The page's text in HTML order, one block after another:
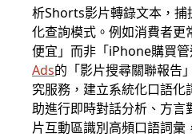
析Shorts影片轉錄文本，捕
化查詢模式。例如消費者
便宜」而非「iPhone購買
Ads的「影片搜尋關聯報告
究服務，建立系統化口語
助進行即時對話分析、方言
片互動區識別高頻口語詞